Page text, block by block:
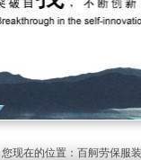
您现在的位置： 百舸劳保服